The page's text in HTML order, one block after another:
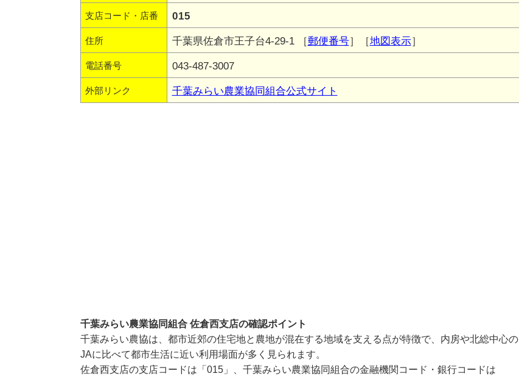
支店コード・店番 015
住所 千葉県佐倉市王子台4-29-1 ［郵便番号］［地図表示］
電話番号 043-487-3007
外部リンク 千葉みらい農業協同組合公式サイト
千葉みらい農業協同組合 佐倉西支店の確認ポイント
千葉みらい農協は、都市近郊の住宅地と農地が混在する地域を支える点が特徴で、内房や北総中心の
JAに比べて都市生活に近い利用場面が多く見られます。
佐倉西支店の支店コードは「015」、千葉みらい農業協同組合の金融機関コード・銀行コードは